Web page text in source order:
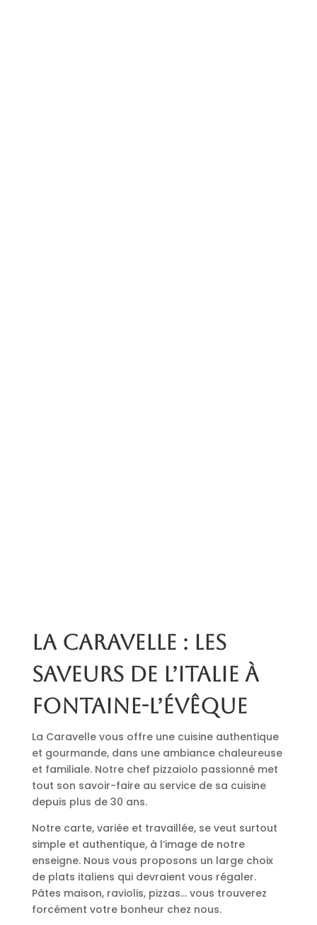
La Caravelle : les
saveurs de l’Italie à
Fontaine-l’Évêque
La Caravelle vous offre une cuisine authentique
et gourmande, dans une ambiance chaleureuse
et familiale. Notre chef pizzaiolo passionné met
tout son savoir-faire au service de sa cuisine
depuis plus de 30 ans.
Notre carte, variée et travaillée, se veut surtout
simple et authentique, à l’image de notre
enseigne. Nous vous proposons un large choix
de plats italiens qui devraient vous régaler.
Pâtes maison, raviolis, pizzas… vous trouverez
forcément votre bonheur chez nous.